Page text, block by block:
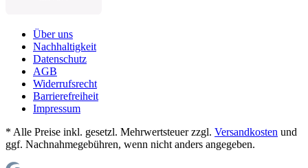
Über uns
Nachhaltigkeit
Datenschutz
AGB
Widerrufsrecht
Barrierefreiheit
Impressum
* Alle Preise inkl. gesetzl. Mehrwertsteuer zzgl. Versandkosten und
ggf. Nachnahmegebühren, wenn nicht anders angegeben.